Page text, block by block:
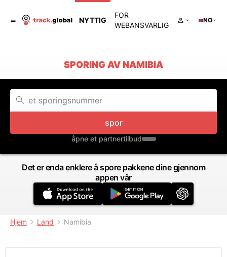
NYTTIG
FOR
WEBANSVARLIG
NO
SPORING AV NAMIBIA
spor
åpne et partnertilbud
Det er enda enklere å spore pakkene dine gjennom
appen vår
Hjem Land Namibia